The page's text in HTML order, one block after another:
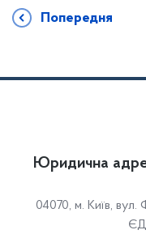
Попередня
Юридична
04070, м. Київ, вул.